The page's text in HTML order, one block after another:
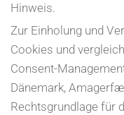
Hinweis.
Zur Einholung und
Cookies und
Consent-
Dänemark,
Rechtsgrundlage für